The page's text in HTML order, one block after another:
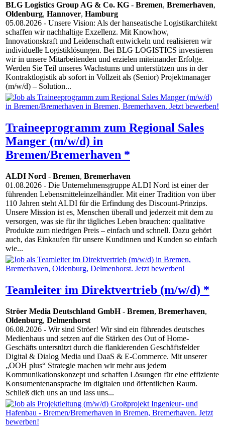
BLG Logistics Group AG & Co. KG - Bremen, Bremerhaven,
Oldenburg, Hannover, Hamburg
05.08.2026 - Unsere Vision: Als der hanseatische Logistikarchitekt
schaffen wir nachhaltige Exzellenz. Mit Knowhow,
Innovationskraft und Leidenschaft entwickeln und realisieren wir
individuelle Logistiklösungen. Bei BLG LOGISTICS investieren
wir in unsere Mitarbeitenden und erzielen miteinander Erfolge.
Werden Sie Teil unseres Wachstums und unterstützen uns in der
Kontraktlogistik ab sofort in Vollzeit als (Senior) Projektmanager
(m/w/d) – Solution...
Traineeprogramm zum Regional Sales
Manger (m/w/d) in
Bremen/Bremerhaven *
ALDI Nord - Bremen, Bremerhaven
01.08.2026 - Die Unternehmensgruppe ALDI Nord ist einer der
führenden Lebensmitteleinzelhändler. Mit einer Tradition von über
110 Jahren steht ALDI für die Erfindung des Discount-Prinzips.
Unsere Mission ist es, Menschen überall und jederzeit mit dem zu
versorgen, was sie für ihr tägliches Leben brauchen: qualitative
Produkte zum niedrigen Preis – einfach und schnell. Dazu gehört
auch, das Einkaufen für unsere Kundinnen und Kunden so einfach
wie...
Teamleiter im Direktvertrieb (m/w/d) *
Ströer Media Deutschland GmbH- Bremen, Bremerhaven,
Oldenburg, Delmenhorst
06.08.2026 - Wir sind Ströer! Wir sind ein führendes deutsches
Medienhaus und setzen auf die Stärken des Out of Home-
Geschäfts unterstützt durch die flankierenden Geschäftsfelder
Digital & Dialog Media und DaaS & E-Commerce. Mit unserer
„OOH plus“ Strategie machen wir mehr aus jedem
Kommunikationskonzept und schaffen Lösungen für eine effiziente
Konsumentenansprache im digitalen und öffentlichen Raum.
Schließ dich uns an und lass uns...